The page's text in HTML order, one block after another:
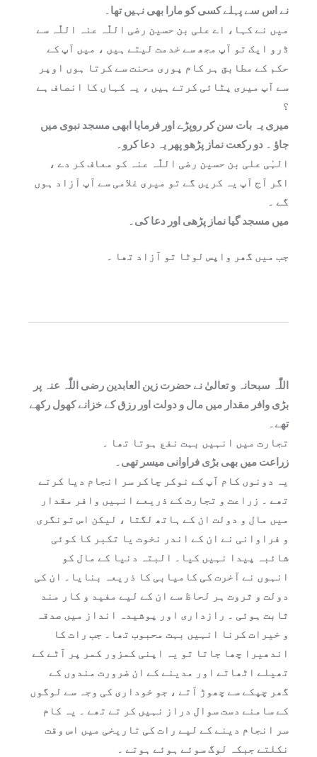
نے اس سے پہلے کسی کو مارا بھی نہیں تھا۔
میں نے کہا، اے علی بن حسین رضی اللّٰہ عنہ اللّٰہ سے
ڈرو ایک تو آپ مجھ سے خدمت لیتے ہیں ، میں آپ کے
حکم کے مطابق ہر کام پوری محنت سے کرتا ہوں اوپر
سے آپ میری پٹائی کرتے ہیں ، یہ کہاں کا انصاف ہے
؟
میری یہ بات سن کر روپڑے اور فرمایا ابھی مسجد نبوی میں
جاؤ ۔ دو رکعت نماز پڑھو پھر یہ دعا کرو۔
الہٰی علی بن حسین رضی اللّٰہ عنہ کو معاف کر دے ،
اگر آج آپ یہ کریں گے تو میری غلامی سے آپ آزاد ہوں
گے ۔
میں مسجد گیا نماز پڑھی اور دعا کی۔
جب میں گھر واپس لوٹا تو آزاد تھا ۔
اللّٰہ سبحانہ و تعالیٰ نے حضرت زین العابدین رضی اللّٰہ عنہ پر
بڑی وافر مقدار میں مال و دولت اور رزق کے خزانے کھول رکھے
تھے۔
تجارت میں انہیں بہت نفع ہوتا تھا ۔
زراعت میں بھی بڑی فراوانی میسر تھی۔
یہ دونوں کام آپ کے نوکر چاکر سر انجام دیا کرتے
تھے ۔ زراعت و تجارت کے ذریعے انہیں وافر مقدار
میں مال و دولت ان کے ہاتھ لگتا ، لیکن اس تونگری
و فراوانی نے ان کے اندر نخوت یا تکبر کا کوئی
شائبہ پیدا نہیں کیا۔ البتہ دنیا کے مال کو
انہوں نے آخرت کی کامیابی کا ذریعہ بنایا۔ ان کی
دولت و ثروت ہر لحاظ سے ان کے لیے مفید و کار مند
ثابت ہوئی ۔ رازداری اور پوشیدہ انداز میں صدقہ
و خیرات کرنا انہیں بہت محبوب تھا۔ جب رات کا
اندھیرا چھا جاتا تو یہ اپنی کمزور کمر پر آٹے کے
تھیلے اٹھاتے اور مدینے کے ان ضرورت مندوں کے
گھر چپکے سے چھوڑ آتے ، جو خوداری کی وجہ سے لوگوں
کے سامنے دست سوال دراز نہیں کر تے تھے ۔ یہ کام
سر انجام دینے کے لیے رات کی تاریخی میں اس وقت
نکلتے جبکہ لوگ سوئے ہوئے ہوتے ۔